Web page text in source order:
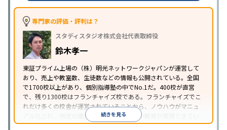
特徴
中高一貫校生に対応
の振替可能 不登校生に対応
を利用オンライン対応1科目から受講可能
習のみの受講可
り
※2023年3月調査。小学校高学年の個別指導塾アンケート調査方法を参
専門家の評価・評判は？
スタディスタジオ株式会社代表取締役
鈴木孝一
東証プライム上場の（株）明光ネットワークジャパンが運営して
おり、売上や教室数、生徒数などの情報も公開されている。全国
で1700校以上があり、個別指導塾の中でNo.1だ。400校が直営
で、残り1300校はフランチャイズ校である。フランチャイズでこ
れだけ多くの校舎が運営されていることから、ノウハウがマニュ
アル化され、特定の優秀な人材に依存しない教育が実現できてい
ることが推測される。
続きを見る